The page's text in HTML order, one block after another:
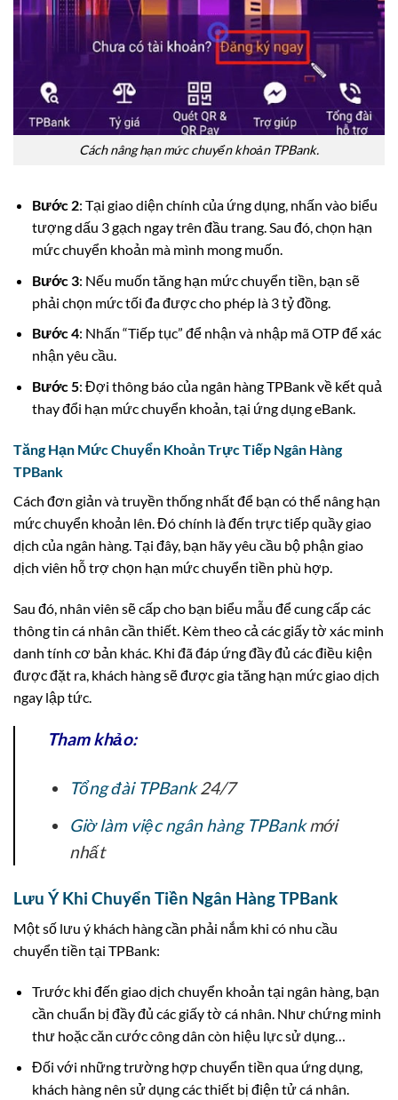
Cách nâng hạn mức chuyển khoản TPBank.
Bước 2: Tại giao diện chính của ứng dụng, nhấn vào biểu
tượng dấu 3 gạch ngay trên đầu trang. Sau đó, chọn hạn
mức chuyển khoản mà mình mong muốn.
Bước 3: Nếu muốn tăng hạn mức chuyển tiền, bạn sẽ
phải chọn mức tối đa được cho phép là 3 tỷ đồng.
Bước 4: Nhấn “Tiếp tục” để nhận và nhập mã OTP để xác
nhận yêu cầu.
Bước 5: Đợi thông báo của ngân hàng TPBank về kết quả
thay đổi hạn mức chuyển khoản, tại ứng dụng eBank.
Tăng Hạn Mức Chuyển Khoản Trực Tiếp Ngân Hàng
TPBank
Cách đơn giản và truyền thống nhất để bạn có thể nâng hạn
mức chuyển khoản lên. Đó chính là đến trực tiếp quầy giao
dịch của ngân hàng. Tại đây, bạn hãy yêu cầu bộ phận giao
dịch viên hỗ trợ chọn hạn mức chuyển tiền phù hợp.
Sau đó, nhân viên sẽ cấp cho bạn biểu mẫu để cung cấp các
thông tin cá nhân cần thiết. Kèm theo cả các giấy tờ xác minh
danh tính cơ bản khác. Khi đã đáp ứng đầy đủ các điều kiện
được đặt ra, khách hàng sẽ được gia tăng hạn mức giao dịch
ngay lập tức.
Tham khảo:
Tổng đài TPBank24/7
Giờ làm việc ngân hàng TPBankmới
nhất
Lưu Ý Khi Chuyển Tiền Ngân Hàng TPBank
Một số lưu ý khách hàng cần phải nắm khi có nhu cầu
chuyển tiền tại TPBank:
Trước khi đến giao dịch chuyển khoản tại ngân hàng, bạn
cần chuẩn bị đầy đủ các giấy tờ cá nhân. Như chứng minh
thư hoặc căn cước công dân còn hiệu lực sử dụng…
Đối với những trường hợp chuyển tiền qua ứng dụng,
khách hàng nên sử dụng các thiết bị điện tử cá nhân.